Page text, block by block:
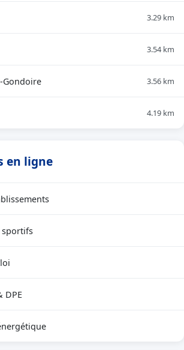
3.29 km
3.54 km
Gondoire 3.56 km
4.19 km
en ligne
sportifs
DPE